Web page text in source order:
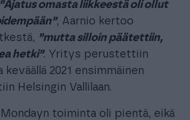
”Ajatus omasta liikkeestä oli ollut
, Aarnio kertoo
”mutta silloin päätettiin,
hetki”. Yritys perustettiin
keväällä 2021 ensimmäinen
Helsingin Vallilaan.
toiminta oli pientä, eikä